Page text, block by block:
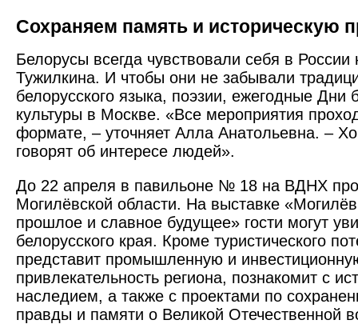
Сохраняем память и историческую
Белорусы всегда чувст­вовали себя в России
Тужилкина. И чтобы они не забывали
белорусского языка, поэзии, ежегодные Дни
культуры в Москве. «Все мероприятия
формате, – уточняет Алла Анатольевна. –
говорят об интересе людей».
До 22 апреля в павильоне № 18 на ВДНХ
Могилёвской области. На выс­тавке
прошлое и славное будущее» гости могут
белорусского края. Кроме туристического
представит промышленную и
привлекательность региона, познакомит с
наследием, а также с проектами по
правды и памяти о Великой Отечественной